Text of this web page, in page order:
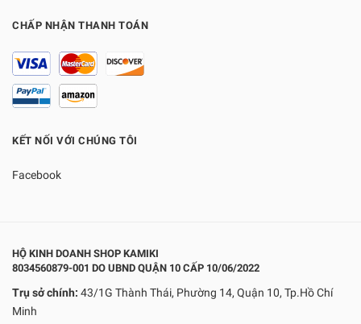
CHẤP NHẬN THANH TOÁN
KẾT NỐI VỚI CHÚNG TÔI
Facebook
HỘ KINH DOANH SHOP KAMIKI
8034560879-001 DO UBND QUẬN 10 CẤP 10/06/2022
Trụ sở chính: 43/1G Thành Thái, Phường 14, Quận 10, Tp.Hồ Chí
Minh